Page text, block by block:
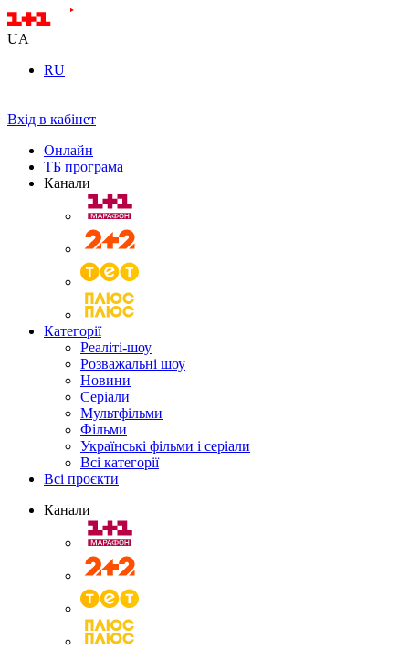
UA
RU
Вхід в кабінет
Онлайн
ТБ програма
Канали
Категорії
Реаліті-шоу
Розважальні шоу
Новини
Серіали
Мультфільми
Фільми
Українські фільми і серіали
Всі категорії
Всі проєкти
Канали